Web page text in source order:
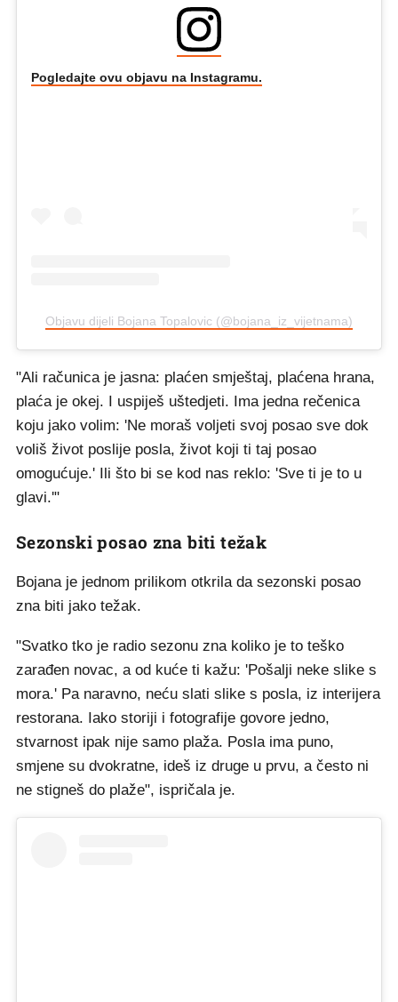
Pogledajte ovu objavu na Instagramu.
Objavu dijeli Bojana Topalovic (@bojana_iz_vijetnama)
"Ali računica je jasna: plaćen smještaj, plaćena hrana,
plaća je okej. I uspiješ uštedjeti. Ima jedna rečenica
koju jako volim: 'Ne moraš voljeti svoj posao sve dok
voliš život poslije posla, život koji ti taj posao
omogućuje.' Ili što bi se kod nas reklo: 'Sve ti je to u
glavi.'"
Sezonski posao zna biti težak
Bojana je jednom prilikom otkrila da sezonski posao
zna biti jako težak.
"Svatko tko je radio sezonu zna koliko je to teško
zarađen novac, a od kuće ti kažu: 'Pošalji neke slike s
mora.' Pa naravno, neću slati slike s posla, iz interijera
restorana. Iako storiji i fotografije govore jedno,
stvarnost ipak nije samo plaža. Posla ima puno,
smjene su dvokratne, ideš iz druge u prvu, a često ni
ne stigneš do plaže", ispričala je.